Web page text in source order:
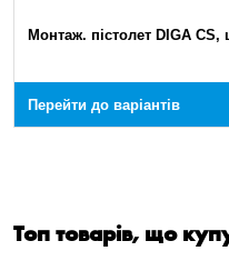
Монтаж. пістолет DIGA CS,
Перейти до варіантів
Топ товарів, що